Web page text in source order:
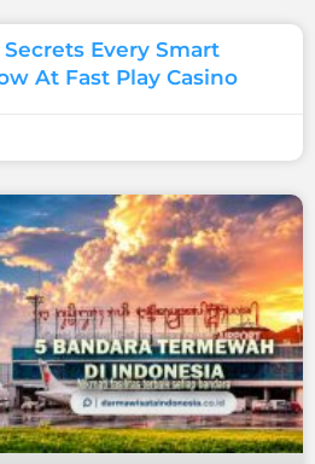
Every Smart
At Fast Play Casino